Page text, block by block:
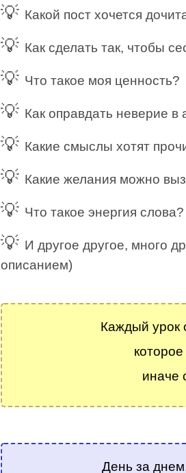
💡 Какой пост хочется
💡 Как сделать так, чтобы
💡 Что такое моя ценность?
💡 Как оправдать неверие в
💡 Какие смыслы хотят
💡 Какие желания можно
💡 Что такое энергия слова?
💡 И другое другое, много
описанием)
Каждый урок
иначе
День за